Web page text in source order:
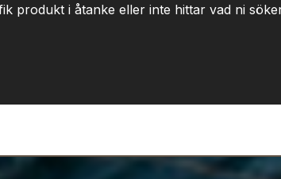
produkt i åtanke eller inte hittar vad ni